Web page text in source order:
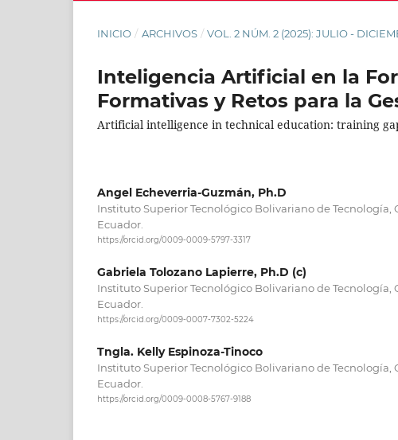
INICIO / ARCHIVOS / VOL. 2 NÚM. 2 (2025): JULIO -
Inteligencia Artificial en la
Formativas y Retos para la
Artificial intelligence in technical education: training
Angel Echeverria-Guzmán, Ph.D
Instituto Superior Tecnológico Bolivariano de Tecnología,
Ecuador.
https://orcid.org/0009-0009-5797-3317
Gabriela Tolozano Lapierre, Ph.D (c)
Instituto Superior Tecnológico Bolivariano de Tecnología,
Ecuador.
https://orcid.org/0009-0007-7302-5224
Tngla. Kelly Espinoza-Tinoco
Instituto Superior Tecnológico Bolivariano de Tecnología,
Ecuador.
https://orcid.org/0009-0008-5767-9188